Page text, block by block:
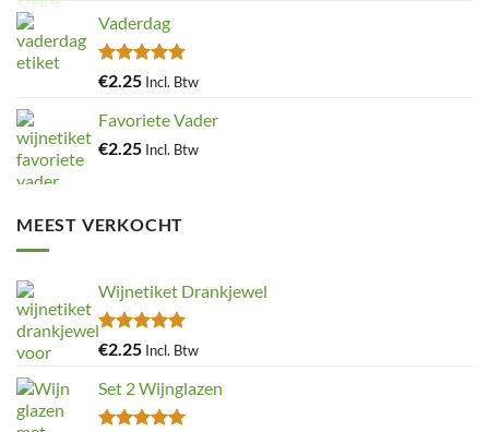
Vaderdag
Gewaardeerd
€2.25 Incl. Btw
Favoriete Vader
€2.25 Incl. Btw
MEEST VERKOCHT
Wijnetiket Drankjewel
Gewaardeerd
€2.25 Incl. Btw
Set 2 Wijnglazen